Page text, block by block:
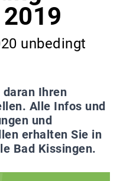
unbedingt
daran Ihren
Alle Infos und
und
erhalten Sie in
Bad Kissingen.